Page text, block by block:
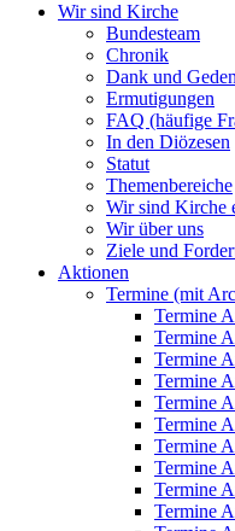
Wir sind Kirche
Bundesteam
Chronik
Dank und
Ermutigungen
FAQ (häufige
In den Diözesen
Statut
Themenbereiche
Wir sind Kirche
Wir über uns
Ziele und
Aktionen
Termine (mit
Termine
Termine
Termine
Termine
Termine
Termine
Termine
Termine
Termine
Termine